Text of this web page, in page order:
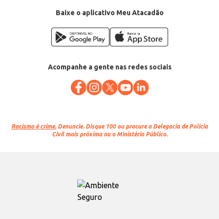
Baixe o aplicativo Meu Atacadão
Acompanhe a gente nas redes sociais
Racismo é crime. Denuncie. Disque 100 ou procure a Delegacia de Polícia
Civil mais próxima ou o Ministério Público.